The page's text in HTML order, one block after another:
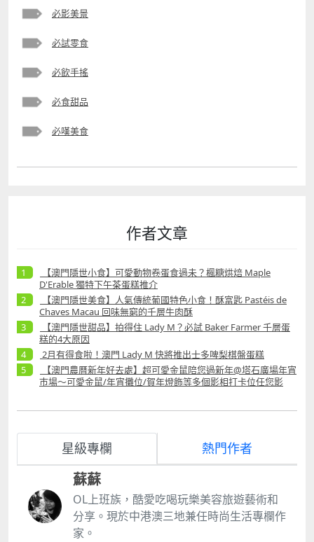
必影美景
必試零食
必飲手搖
必食甜品
必嘆美食
作者文章
【澳門隱世小食】可愛動物卷蛋食過未？楓糖烘焙 Maple
D'Erable 獨特下午茶蛋糕推介
【澳門隱世美食】人氣傳統葡國特色小食！酥富匙 Pastéis de
Chaves Macau 回味無窮的千層牛肉酥
【澳門隱世甜品】拍得住 Lady M？必試 Baker Farmer 千層蛋
糕的4大原因
2月有得食啦！澳門 Lady M 快將推出士多啤梨棋盤蛋糕
【澳門農曆新年好去處】超可愛金鼠陪您過新年@塔石廣場年宵
巿場～可愛金鼠/年宵攤位/賀年燈飾等多個影相打卡位任您影
星級專欄 熱門作者
蘇蘇
OL上班族，酷愛吃喝玩樂美容旅遊藝術和
分享。現於中港澳三地兼任時尚生活專欄作
家。